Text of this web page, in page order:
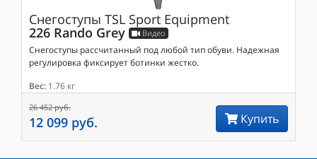
Снегоступы TSL Sport Equipment
226 Rando Grey Видео
Снегоступы рассчитанный под любой тип обуви. Надежная
регулировка фиксирует ботинки жестко.
Вес: 1.76 кг
26 452 руб.
12 099 руб. Купить